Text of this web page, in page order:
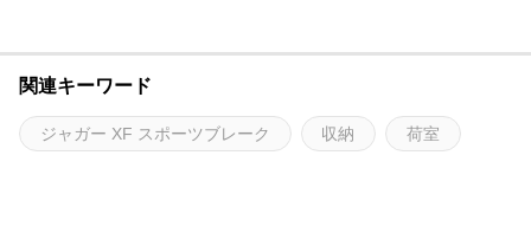
関連キーワード
ジャガー XF スポーツブレーク 収納 荷室